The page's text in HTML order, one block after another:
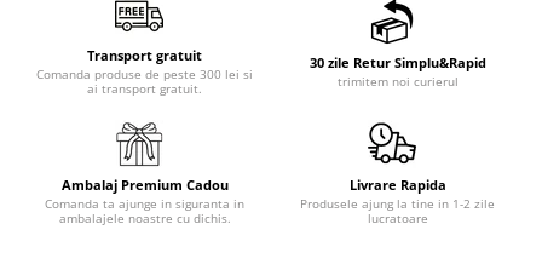
Transport gratuit
Comanda produse de peste 300 lei si
ai transport gratuit.
30 zile Retur Simplu&Rapid
trimitem noi curierul
Ambalaj Premium Cadou
Comanda ta ajunge in siguranta in
ambalajele noastre cu dichis.
Livrare Rapida
Produsele ajung la tine in 1-2 zile
lucratoare